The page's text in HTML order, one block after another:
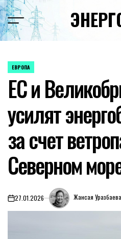
Перейти
к
содержимому
ОПУБЛИКОВАНО
ЕВРОПА
ЕС и
усилят
за счет
Северном
on27.01.2026 Жансая Уразбаева